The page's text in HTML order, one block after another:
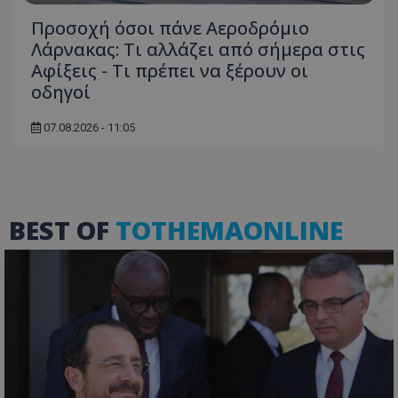
Προσοχή όσοι πάνε Αεροδρόμιο
Λάρνακας: Τι αλλάζει από σήμερα στις
Αφίξεις - Τι πρέπει να ξέρουν οι
οδηγοί
07.08.2026 - 11:05
BEST OF TOTHEMAONLINE